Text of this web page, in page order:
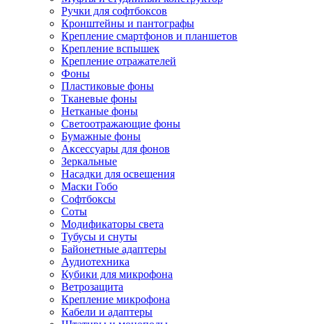
Ручки для софтбоксов
Кронштейны и пантографы
Крепление смартфонов и планшетов
Крепление вспышек
Крепление отражателей
Фоны
Пластиковые фоны
Тканевые фоны
Нетканые фоны
Светоотражающие фоны
Бумажные фоны
Аксессуары для фонов
Зеркальные
Насадки для освещения
Маски Гобо
Софтбоксы
Соты
Модификаторы света
Тубусы и снуты
Байонетные адаптеры
Аудиотехника
Кубики для микрофона
Ветрозащита
Крепление микрофона
Кабели и адаптеры